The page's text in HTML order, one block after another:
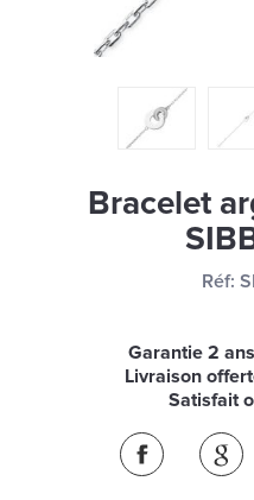
Bracelet
Réf:
Garantie 2
Livraison
Satisfait